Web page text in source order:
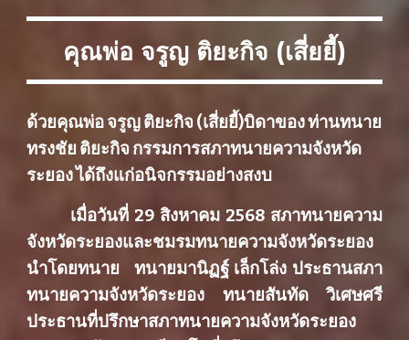
คุณพ่อ จรูญ ติยะกิจ (เสี่ยยี้)
ด้วยคุณพ่อ จรูญ ติยะกิจ (เสี่ยยี้)บิดาของ ท่านทนาย
ทรงชัย ติยะกิจ กรรมการสภาทนายความจังหวัด
ระยอง ได้ถึงแก่อนิจกรรมอย่างสงบ
เมื่อวันที่ 29 สิงหาคม 2568 สภาทนายความ
จังหวัดระยองและชมรมทนายความจังหวัดระยอง
นำโดยทนาย ทนายมานิฏฐ์ เล็กโล่ง ประธานสภา
ทนายความจังหวัดระยอง ทนายสันทัด วิเศษศรี
ประธานที่ปรึกษาสภาทนายความจังหวัดระยอง